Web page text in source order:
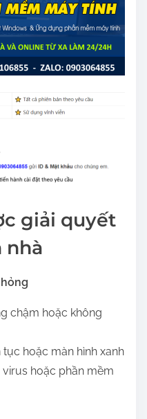
giải quyết
nhà
chậm hoặc không
tục hoặc màn hình xanh
virus hoặc phần mềm